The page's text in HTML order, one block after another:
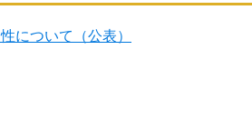
について（公表）